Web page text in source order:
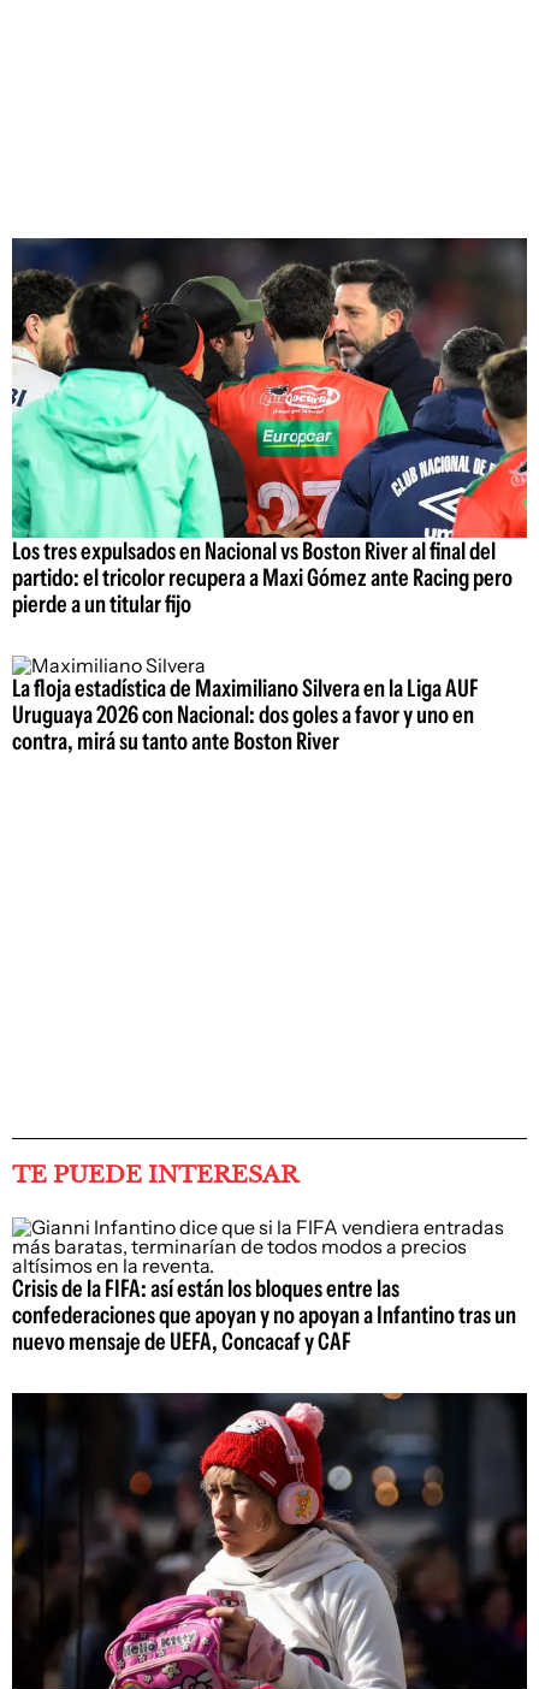
Los tres expulsados en Nacional vs Boston River al final del
partido: el tricolor recupera a Maxi Gómez ante Racing pero
pierde a un titular fijo
La floja estadística de Maximiliano Silvera en la Liga AUF
Uruguaya 2026 con Nacional: dos goles a favor y uno en
contra, mirá su tanto ante Boston River
TE PUEDE INTERESAR
Crisis de la FIFA: así están los bloques entre las
confederaciones que apoyan y no apoyan a Infantino tras un
nuevo mensaje de UEFA, Concacaf y CAF